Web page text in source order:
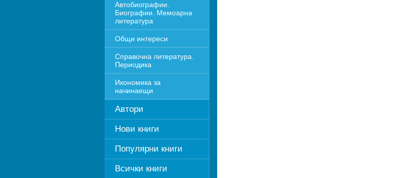
Автобиографии.
Биографии. Мемоарна
литература
Общи интереси
Справочна литература.
Периодика
Икономика за
начинаещи
Автори
Нови книги
Популярни книги
Всички книги